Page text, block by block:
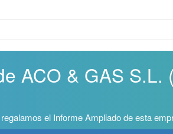
ACO & GAS S.L.
el Informe Ampliado de esta